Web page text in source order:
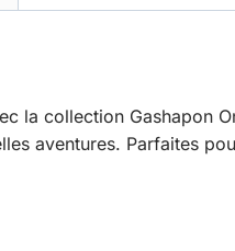
la collection Gashapon
aventures. Parfaites